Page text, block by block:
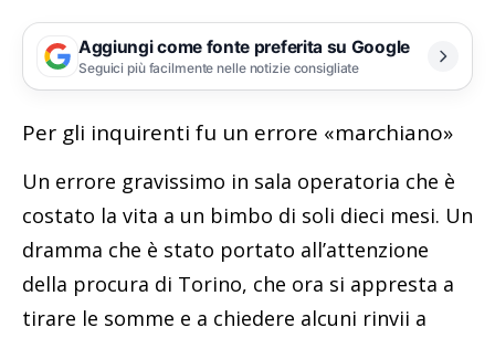
Aggiungi come fonte preferita su Google
Seguici più facilmente nelle notizie consigliate
Per gli inquirenti fu un errore «marchiano»
Un errore gravissimo in sala operatoria che è
costato la vita a un bimbo di soli dieci mesi. Un
dramma che è stato portato all’attenzione
della procura di Torino, che ora si appresta a
tirare le somme e a chiedere alcuni rinvii a